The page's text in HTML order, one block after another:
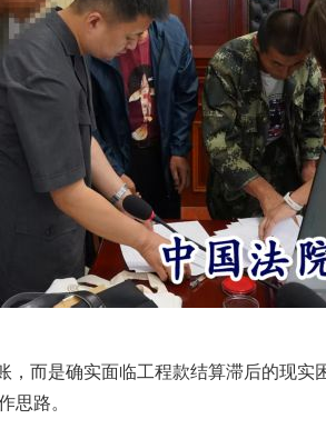
而是确实面临工程款结算滞后的现实
思路。一纸欠条伤亲情 巡回调解促和解..